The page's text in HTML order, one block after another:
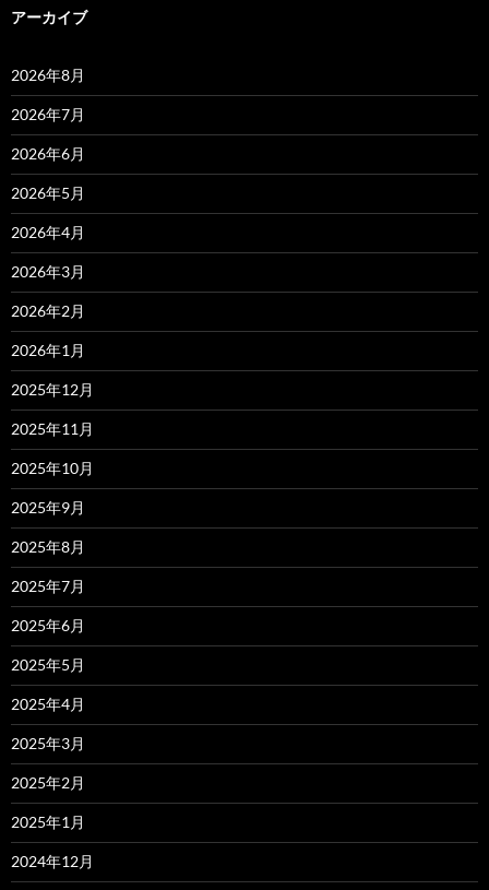
アーカイブ
2026年8月
2026年7月
2026年6月
2026年5月
2026年4月
2026年3月
2026年2月
2026年1月
2025年12月
2025年11月
2025年10月
2025年9月
2025年8月
2025年7月
2025年6月
2025年5月
2025年4月
2025年3月
2025年2月
2025年1月
2024年12月